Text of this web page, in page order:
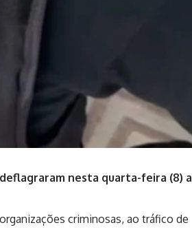
nesta quarta-feira (8) a
criminosas, ao tráfico de